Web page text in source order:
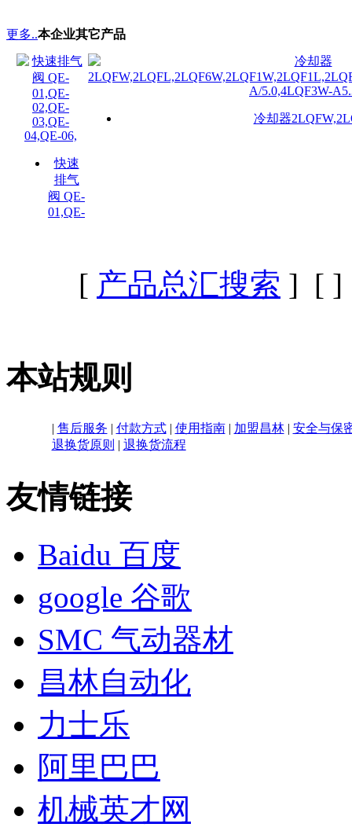
更多..本企业其它产品
快速
排气
阀 QE-
01,QE-
冷却器
[ 产品总汇搜索 ] [
本站规则
| 售后服务 | 付款方式| 使用指南| 加盟昌林| 安全与保
退换货原则 | 退换货流程
友情链接
Baidu 百度
google 谷歌
SMC 气动器材
昌林自动化
力士乐
阿里巴巴
机械英才网